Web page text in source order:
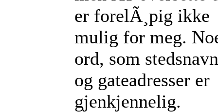
er forelÃ¸pig ikke
mulig for meg.
ord, som stedsnavn
og gateadresser er
gjenkjennelig.